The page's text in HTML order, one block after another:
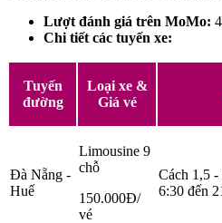
Lượt đánh giá trên MoMo:
Chi tiết các tuyến xe:
Tuyến
đường
Loại xe &
Giá vé
Đà Nẵng -
Huế
Limousine 9
chỗ
150.000Đ/
vé
Cách 1,5
6:30 đến